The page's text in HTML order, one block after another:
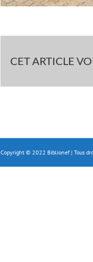
CET ARTICLE
Copyright © 2022 Biblionef | Tous